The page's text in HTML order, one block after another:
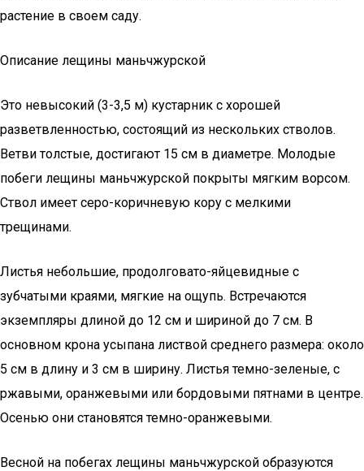
растение в своем саду.
Описание лещины маньчжурской
Это невысокий (3-3,5 м) кустарник с хорошей
разветвленностью, состоящий из нескольких стволов.
Ветви толстые, достигают 15 см в диаметре. Молодые
побеги лещины маньчжурской покрыты мягким ворсом.
Ствол имеет серо-коричневую кору с мелкими
трещинами.
Листья небольшие, продолговато-яйцевидные с
зубчатыми краями, мягкие на ощупь. Встречаются
экземпляры длиной до 12 см и шириной до 7 см. В
основном крона усыпана листвой среднего размера: около
5 см в длину и 3 см в ширину. Листья темно-зеленые, с
ржавыми, оранжевыми или бордовыми пятнами в центре.
Осенью они становятся темно-оранжевыми.
Весной на побегах лещины маньчжурской образуются